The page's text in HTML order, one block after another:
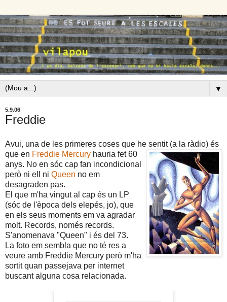
▼
5.9.06
Freddie
Avui, una de les primeres coses que he sentit (a la ràdio) és
que en Freddie Mercury hauria fet 60
anys. No en sóc cap fan incondicional
però ni ell ni Queen no em
desagraden pas.
El que m'ha vingut al cap és un LP
(sóc de l'època dels elepés, jo), que
en els seus moments em va agradar
molt. Records, només records.
S'anomenava "Queen" i és del 73.
La foto em sembla que no té res a
veure amb Freddie Mercury però m'ha
sortit quan passejava per internet
buscant alguna cosa relacionada.